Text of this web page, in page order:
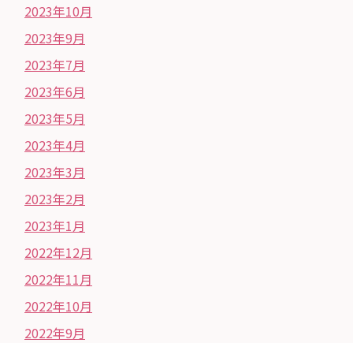
2023年10月
2023年9月
2023年7月
2023年6月
2023年5月
2023年4月
2023年3月
2023年2月
2023年1月
2022年12月
2022年11月
2022年10月
2022年9月